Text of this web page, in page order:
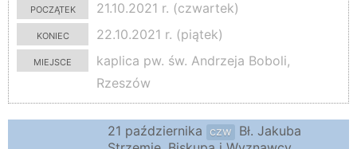
początek
21.10.2021 r. (czwartek)
koniec
22.10.2021 r. (piątek)
miejsce
kaplica pw. św. Andrzeja Boboli,
Rzeszów
21 października czw
Bł. Jakuba